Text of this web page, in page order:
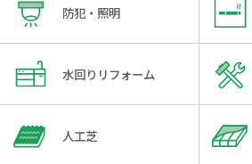
防犯・照明
水回りリフォーム
人工芝